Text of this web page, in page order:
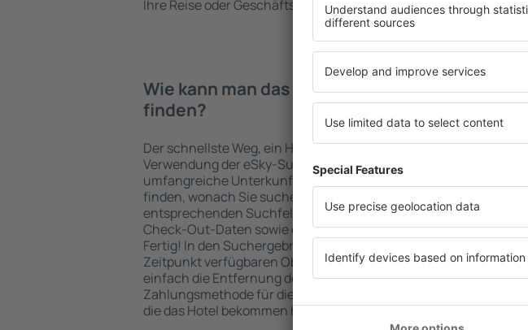
Ihre Reise oder Geschäftsreise vor!
Wie kann man das Hotel in in West End Village
finden?
Der schnellste Weg, ein Hotel in West End Village zu finden, ist
Verwendung der eSky-Suchmaschine für Unterkünfte. Eine
umfangreiche Unterkunftsbasis garantiert, dass Sie gerade das
finden, wonach Sie suchen. Geben Sie den Reiseort in die
entsprechenden Suchfelder ein, wählen Sie die Check-In- und
Check-Out-Daten sowie die Anzahl der Gäste und Zimmer aus.
Fertig! In den Suchergebnissen werden die zum angegebenen
Zeitpunkt verfügbaren Objekte angezeigt. Sie können ganz
einfach die Entfernung des Hotels vom Zentrum, die
Zahlungsmethode für die Unterkunft oder die Anzahl der Sterne,
die das Hotel bekommen hat, überprüfen.